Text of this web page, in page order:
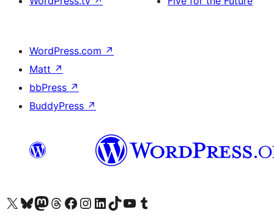
WordPress.com ↗
Matt ↗
bbPress ↗
BuddyPress ↗
Kunjungi akun X (sebelumnya Twitter) kamiVisit our Bluesky account
Kunjungi akun Mastodon kami
Visit our Threads account
Kunjungi halaman Facebook kamiKunjungi akun Instagram kamiKunjungi akun LinkedIn kami
Visit our TikTok account
Kunjungi channel YouTube kamiVisit our Tumblr account